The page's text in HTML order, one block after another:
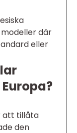
modeller där
eller
att tillåta
den